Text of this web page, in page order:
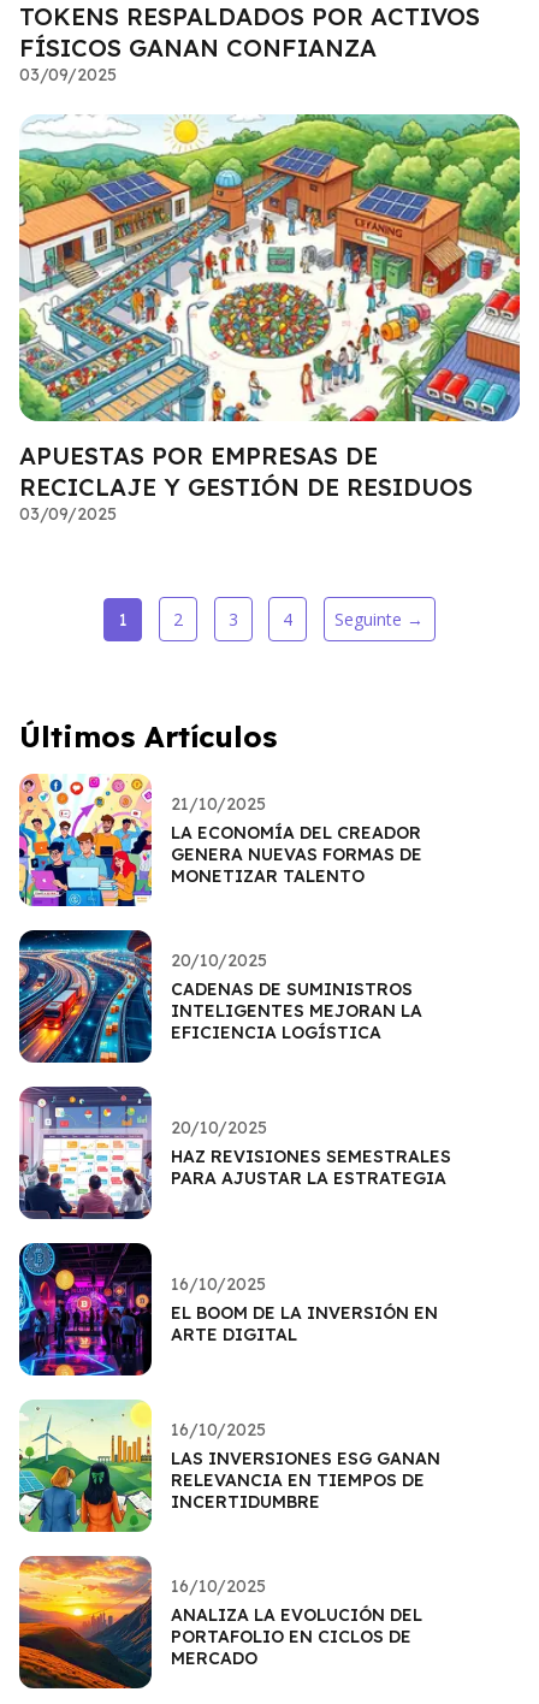
TOKENS RESPALDADOS POR ACTIVOS
FÍSICOS GANAN CONFIANZA
03/09/2025
APUESTAS POR EMPRESAS DE
RECICLAJE Y GESTIÓN DE RESIDUOS
03/09/2025
1 2 3 4 Seguinte →
Últimos Artículos
21/10/2025
LA ECONOMÍA DEL CREADOR
GENERA NUEVAS FORMAS DE
MONETIZAR TALENTO
20/10/2025
CADENAS DE SUMINISTROS
INTELIGENTES MEJORAN LA
EFICIENCIA LOGÍSTICA
20/10/2025
HAZ REVISIONES SEMESTRALES
PARA AJUSTAR LA ESTRATEGIA
16/10/2025
EL BOOM DE LA INVERSIÓN EN
ARTE DIGITAL
16/10/2025
LAS INVERSIONES ESG GANAN
RELEVANCIA EN TIEMPOS DE
INCERTIDUMBRE
16/10/2025
ANALIZA LA EVOLUCIÓN DEL
PORTAFOLIO EN CICLOS DE
MERCADO